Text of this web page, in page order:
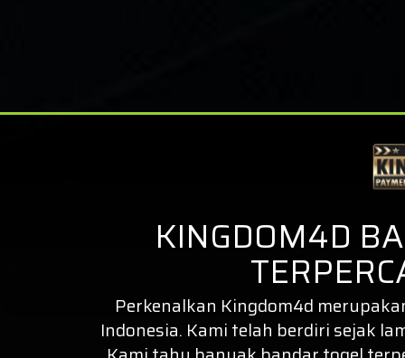
KINGDOM4D
Perkenalkan Kingdom4d
Indonesia. Kami telah berdiri sejak